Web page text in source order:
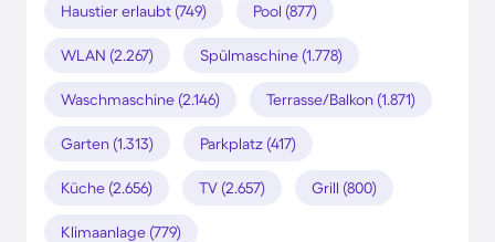
Haustier erlaubt (749) Pool (877)
WLAN (2.267) Spülmaschine (1.778)
Waschmaschine (2.146) Terrasse/Balkon (1.871)
Garten (1.313) Parkplatz (417)
Küche (2.656) TV (2.657) Grill (800)
Klimaanlage (779)